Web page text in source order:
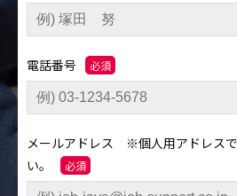
電話番号
メールアドレス ※個人用アドレス
い。